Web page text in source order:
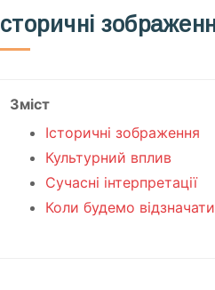
Історичні
Зміст
Історичні зображення
Культурний вплив
Сучасні інтерпретації
Коли будемо